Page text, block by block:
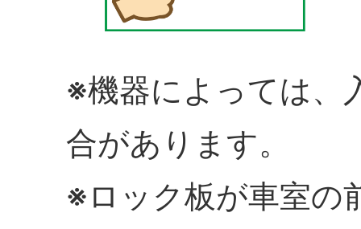
※機器によっては、
合があります。
※ロック板が車室の